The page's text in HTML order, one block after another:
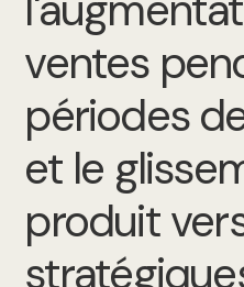
ventes
périodes
et le
produit